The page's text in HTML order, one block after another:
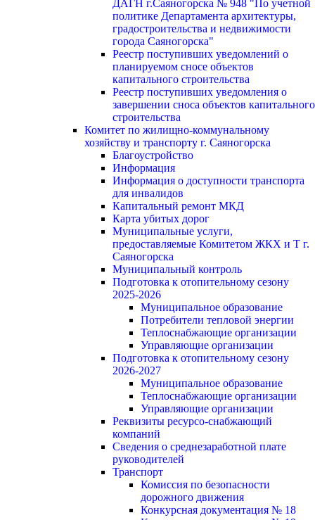
ДАГН г.Саяногорска № 948 "По учетной
политике Департамента архитектуры,
градостроительства и недвижимости
города Саяногорска"
Реестр поступивших уведомлений о
планируемом сносе объектов
капитального строительства
Реестр поступивших уведомления о
завершении сноса объектов капитального
строительства
Комитет по жилищно-коммунальному
хозяйству и транспорту г. Саяногорска
Благоустройство
Информация
Информация о доступности транспорта
для инвалидов
Капитальный ремонт МКД
Карта убитых дорог
Муниципальные услуги,
предоставляемые Комитетом ЖКХ и Т г.
Саяногорска
Муниципальный контроль
Подготовка к отопительному сезону
2025-2026
Муниципальное образование
Потребители тепловой энергии
Теплоснабжающие организации
Управляющие организации
Подготовка к отопительному сезону
2026-2027
Муниципальное образование
Теплоснабжающие организации
Управляющие организации
Реквизиты ресурсо-снабжающий
компаний
Сведения о среднезаработной плате
руководителей
Транспорт
Комиссия по безопасности
дорожного движения
Конкурсная документация № 18